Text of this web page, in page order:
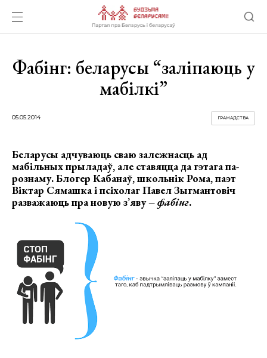
Фабінг: беларусы “заліпаюць у
мабілкі”
05.05.2014 ГРАМАДСТВА
Беларусы адчуваюць сваю залежнасць ад
мабільных прыладаў, але ставяцца да гэтага па-
рознаму. Блогер Кабанаў, школьнік Рома, паэт
Віктар Сямашка і псіхолаг Павел Зыгмантовіч
разважаюць пра новую з’яву –фабінг.